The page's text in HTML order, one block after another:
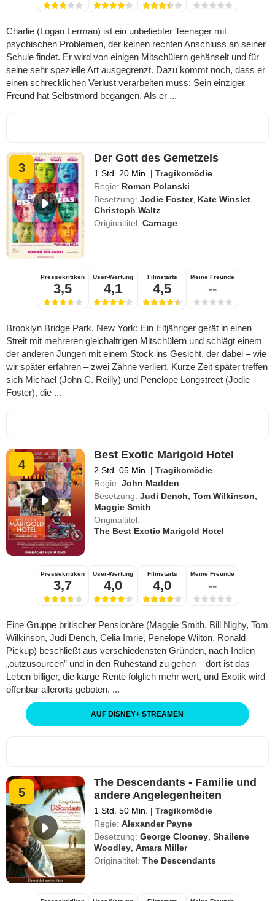
Charlie (Logan Lerman) ist ein unbeliebter Teenager mit
psychischen Problemen, der keinen rechten Anschluss an seiner
Schule findet. Er wird von einigen Mitschülern gehänselt und für
seine sehr spezielle Art ausgegrenzt. Dazu kommt noch, dass er
einen schrecklichen Verlust verarbeiten muss: Sein einziger
Freund hat Selbstmord begangen. Als er ...
3
Der Gott des Gemetzels
1 Std. 20 Min. | Tragikomödie
Regie: Roman Polanski
Besetzung: Jodie Foster, Kate Winslet
Christoph Waltz
Originaltitel:Carnage
Pressekritiken
3,5
User-Wertung
4,1
Filmstarts
4,5
Meine Freunde
--
Brooklyn Bridge Park, New York: Ein Elfjähriger gerät in einen
Streit mit mehreren gleichaltrigen Mitschülern und schlägt einem
der anderen Jungen mit einem Stock ins Gesicht, der dabei – wie
wir später erfahren – zwei Zähne verliert. Kurze Zeit später treffen
sich Michael (John C. Reilly) und Penelope Longstreet (Jodie
Foster), die ...
4
Best Exotic Marigold Hotel
2 Std. 05 Min. | Tragikomödie
Regie: John Madden
Besetzung: Judi Dench ,Tom Wilkinson
Maggie Smith
Originaltitel:
The Best Exotic Marigold Hotel
Pressekritiken
3,7
User-Wertung
4,0
Filmstarts
4,0
Meine Freunde
--
Eine Gruppe britischer Pensionäre (Maggie Smith, Bill Nighy, Tom
Wilkinson, Judi Dench, Celia Imrie, Penelope Wilton, Ronald
Pickup) beschließt aus verschiedensten Gründen, nach Indien
„outzusourcen” und in den Ruhestand zu gehen – dort ist das
Leben billiger, die karge Rente folglich mehr wert, und Exotik wird
offenbar allerorts geboten. ...
AUF DISNEY+ STREAMEN
5
The Descendants - Familie und
andere Angelegenheiten
1 Std. 50 Min. | Tragikomödie
Regie: Alexander Payne
Besetzung: George Clooney ,Shailene
Woodley ,Amara Miller
Originaltitel:The Descendants